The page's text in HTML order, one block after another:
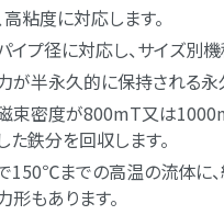
高粘度に対応します。
イプ径に対応し、サイズ別機
が半永久的に保持される永
束密度が800mT又は
た鉄分を回収します。
150℃までの高温の流体に
形もあります。